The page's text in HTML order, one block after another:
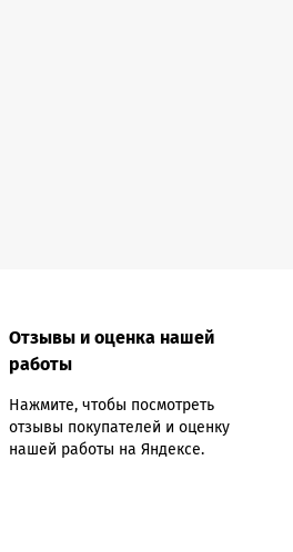
Отзывы и оценка нашей
работы
Нажмите, чтобы посмотреть
отзывы покупателей и оценку
нашей работы на Яндексе.